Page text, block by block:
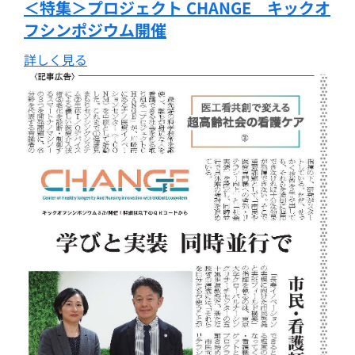
＜特集＞プロジェクト CHANGE キックオ
フシンポジウム開催
詳しく見る